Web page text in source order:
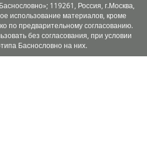
119261, Россия, г.Москва,
использование материалов, кроме
по предварительному согласованию.
без согласования, при условии
Баснословно на них.